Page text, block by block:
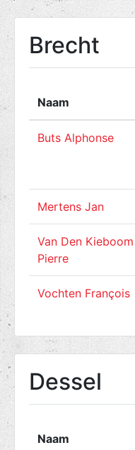
Brecht
Naam
Buts Alphonse
Mertens Jan
Van Den Kieboom
Pierre
Vochten François
Dessel
Naam